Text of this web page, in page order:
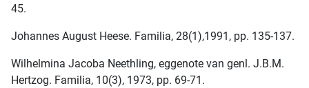
45.
Johannes August Heese. Familia, 28(1),1991, pp. 135-137.
Wilhelmina Jacoba Neethling, eggenote van genl. J.B.M.
Hertzog. Familia, 10(3), 1973, pp. 69-71.